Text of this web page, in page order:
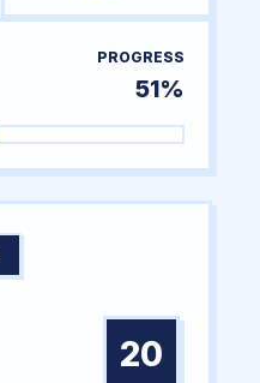
PROGRESS
51%
20